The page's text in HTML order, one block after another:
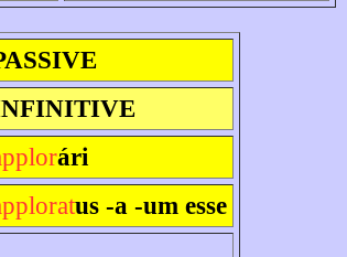
ári
us -a -um esse